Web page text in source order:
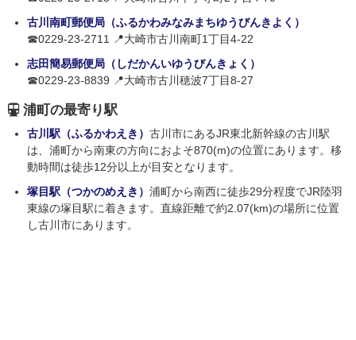
古川南町郵便局（ふるかわみなみまちゆうびんきよく）
☎0229-23-2711 📍大崎市古川南町1丁目4-22
志田簡易郵便局（しだかんいゆうびんきょく）
☎0229-23-8839 📍大崎市古川穂波7丁目8-27
浦町の最寄り駅
古川駅（ふるかわえき） 古川市にあるJR東北新幹線の古川駅
は、浦町から南東の方向におよそ870(m)の位置にあります。移
動時間は徒歩12分以上が目安となります。
塚目駅（つかのめえき） 浦町から南西に徒歩29分程度でJR陸羽
東線の塚目駅に着きます。直線距離で約2.07(km)の場所に位置
し古川市にあります。